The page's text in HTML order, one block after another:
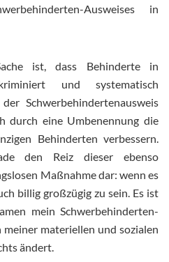
Ausweises in
ist, dass Behinderte in
und systematisch
Schwerbehindertenausweis
durch eine Umbenennung die
Behinderten verbessern.
den Reiz dieser ebenso
Maßnahme dar: wenn es
billig großzügig zu sein. Es ist
mein Schwerbehinderten-
materiellen und sozialen
ändert.